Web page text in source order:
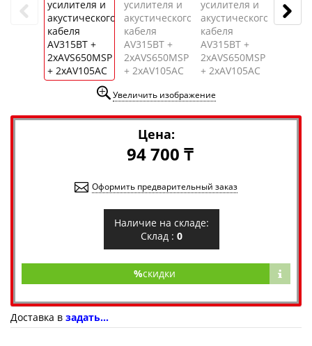
Увеличить изображение
Цена:
94 700 ₸
Оформить предварительный заказ
Наличие на складе:
Склад : 0
%скидки
Доставка в задать...